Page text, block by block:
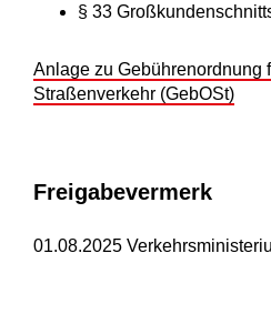
§ 33
Anlage zu Gebührenordnung
Straßenverkehr (GebOSt)
Freigabevermerk
01.08.2025